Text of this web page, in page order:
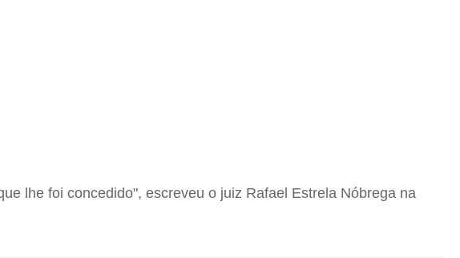
lhe foi concedido", escreveu o juiz Rafael Estrela Nóbrega na